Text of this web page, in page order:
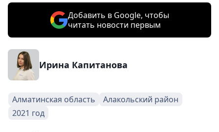
Добавить в Google, чтобы
читать новости первым
Ирина Капитанова
Алматинская область
Алакольский район
2021 год